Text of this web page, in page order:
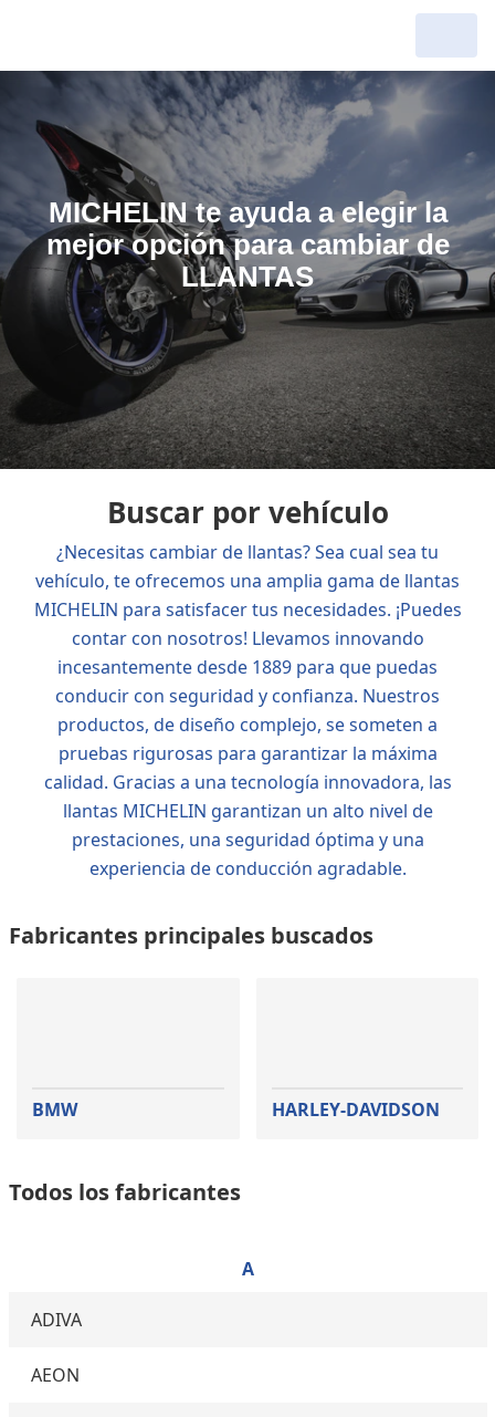
MICHELIN te ayuda a elegir la
mejor opción para cambiar de
LLANTAS
Buscar por vehículo
¿Necesitas cambiar de llantas? Sea cual sea tu
vehículo, te ofrecemos una amplia gama de llantas
MICHELIN para satisfacer tus necesidades. ¡Puedes
contar con nosotros! Llevamos innovando
incesantemente desde 1889 para que puedas
conducir con seguridad y confianza. Nuestros
productos, de diseño complejo, se someten a
pruebas rigurosas para garantizar la máxima
calidad. Gracias a una tecnología innovadora, las
llantas MICHELIN garantizan un alto nivel de
prestaciones, una seguridad óptima y una
experiencia de conducción agradable.
Fabricantes principales buscados
BMW HARLEY-DAVIDSON
Todos los fabricantes
A
ADIVA
AEON